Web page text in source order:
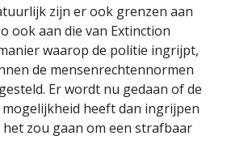
zijn er ook grenzen aan
ook aan die van Extinction
waarop de politie ingrijpt,
de mensenrechtennormen
Er wordt nu gedaan of de
heeft dan ingrijpen
zou gaan om een strafbaar